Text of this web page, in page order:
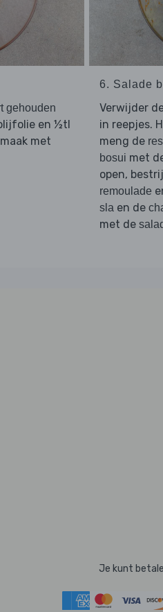
gehouden
en ½tl
met
6. Salade
Verwijder
in reepjes.
meng de
bosui met
open,
remoulade
sla en de
met de
Je kunt